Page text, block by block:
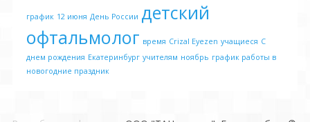
график 12 июня День России детский
офтальмолог время Crizal Eyezen учащиеся С
днем рождения Екатеринбург учителям ноябрь график работы в
новогодние праздник